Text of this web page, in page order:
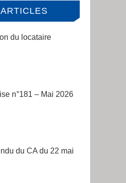
du locataire
n°181 – Mai 2026
du CA du 22 mai